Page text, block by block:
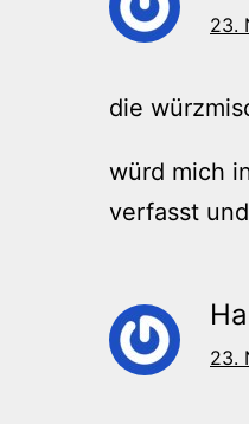
23.
die
würd mich
verfasst
23.